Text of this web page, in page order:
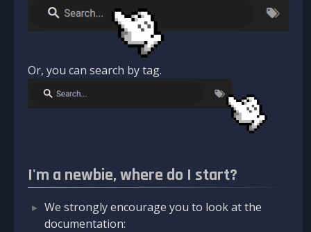
Or, you can search by tag.
I'm a newbie, where do I start?
We strongly encourage you to look at the
documentation: